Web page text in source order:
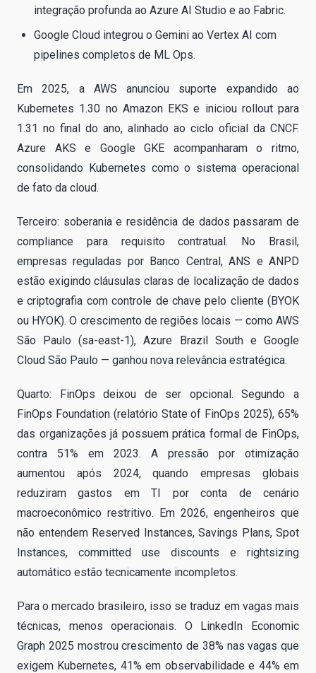
integração profunda ao Azure AI Studio e ao Fabric.
Google Cloud integrou o Gemini ao Vertex AI com
pipelines completos de ML Ops.
Em 2025, a AWS anunciou suporte expandido ao
Kubernetes 1.30 no Amazon EKS e iniciou rollout para
1.31 no final do ano, alinhado ao ciclo oficial da CNCF.
Azure AKS e Google GKE acompanharam o ritmo,
consolidando Kubernetes como o sistema operacional
de fato da cloud.
Terceiro: soberania e residência de dados passaram de
compliance para requisito contratual. No Brasil,
empresas reguladas por Banco Central, ANS e ANPD
estão exigindo cláusulas claras de localização de dados
e criptografia com controle de chave pelo cliente (BYOK
ou HYOK). O crescimento de regiões locais — como AWS
São Paulo (sa-east-1), Azure Brazil South e Google
Cloud São Paulo — ganhou nova relevância estratégica.
Quarto: FinOps deixou de ser opcional. Segundo a
FinOps Foundation (relatório State of FinOps 2025), 65%
das organizações já possuem prática formal de FinOps,
contra 51% em 2023. A pressão por otimização
aumentou após 2024, quando empresas globais
reduziram gastos em TI por conta de cenário
macroeconômico restritivo. Em 2026, engenheiros que
não entendem Reserved Instances, Savings Plans, Spot
Instances, committed use discounts e rightsizing
automático estão tecnicamente incompletos.
Para o mercado brasileiro, isso se traduz em vagas mais
técnicas, menos operacionais. O LinkedIn Economic
Graph 2025 mostrou crescimento de 38% nas vagas que
exigem Kubernetes, 41% em observabilidade e 44% em